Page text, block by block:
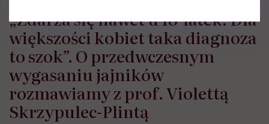
„Zdarza się nawet u 18-latek. Dla
większości kobiet taka diagnoza
to szok”. O przedwczesnym
wygasaniu jajników
rozmawiamy z prof. Violettą
Skrzypulec-Plintą